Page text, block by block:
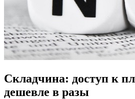
Складчина: доступ к
дешевле в разы